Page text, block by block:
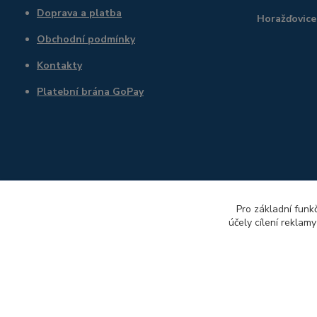
Doprava a platba
Obchodní podmínky
Kontakty
Platební brána GoPay
Pro základní
účely cílení